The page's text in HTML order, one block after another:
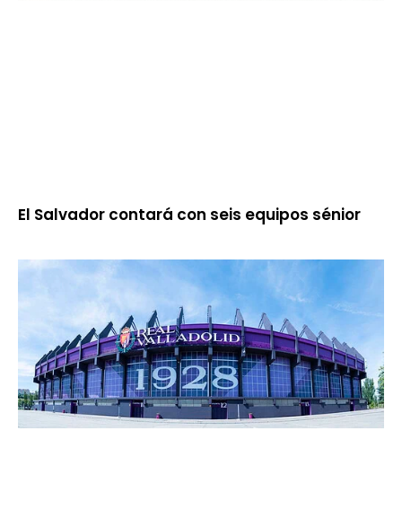
El Salvador contará con seis equipos sénior